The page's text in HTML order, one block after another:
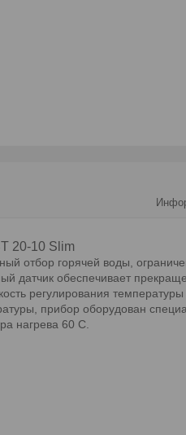
20-10 Slim
отбор горячей воды,
датчик обеспечивает
регулирования
прибор оборудован
нагрева 60 C.